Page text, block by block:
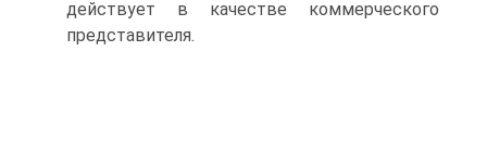
действует в качестве коммерческого
представителя.